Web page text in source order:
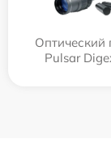
Оптический
Pulsar